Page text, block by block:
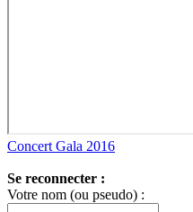
Concert Gala 2016
Se reconnecter :
Votre nom (ou pseudo) :